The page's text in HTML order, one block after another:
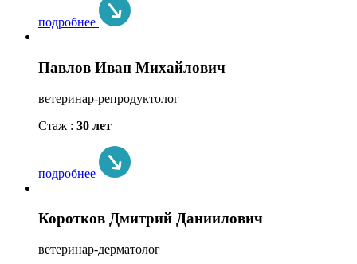
подробнее
Павлов Иван Михайлович
ветеринар-репродуктолог
Стаж : 30 лет
подробнее
Коротков Дмитрий Даниилович
ветеринар-дерматолог